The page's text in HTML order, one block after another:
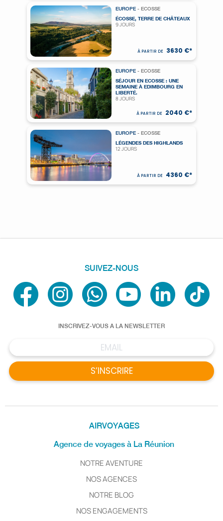
EUROPE - ECOSSE
ÉCOSSE, TERRE DE CHÂTEAUX
9 JOURS
À PARTIR DE 3630 €*
EUROPE - ECOSSE
SÉJOUR EN ECOSSE : UNE
SEMAINE À EDIMBOURG EN
LIBERTÉ.
8 JOURS
À PARTIR DE 2040 €*
EUROPE - ECOSSE
LÉGENDES DES HIGHLANDS
12 JOURS
À PARTIR DE 4360 €*
AIRVOYAGES
Agence de voyages à La Réunion
NOTRE AVENTURE
NOS AGENCES
NOTRE BLOG
NOS ENGAGEMENTS
SUIVEZ-NOUS
INSCRIVEZ-VOUS A LA NEWSLETTER
S’INSCRIRE